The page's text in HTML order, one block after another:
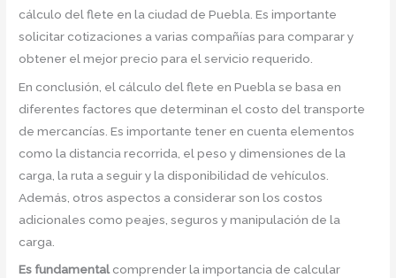
cálculo del flete en la ciudad de Puebla. Es importante
solicitar cotizaciones a varias compañías para comparar y
obtener el mejor precio para el servicio requerido.
En conclusión, el cálculo del flete en Puebla se basa en
diferentes factores que determinan el costo del transporte
de mercancías. Es importante tener en cuenta elementos
como la distancia recorrida, el peso y dimensiones de la
carga, la ruta a seguir y la disponibilidad de vehículos.
Además, otros aspectos a considerar son los costos
adicionales como peajes, seguros y manipulación de la
carga.
Es fundamentalcomprender la importancia de calcular